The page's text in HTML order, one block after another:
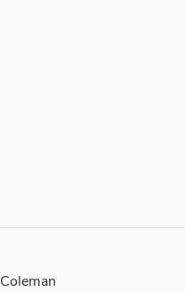
Coleman